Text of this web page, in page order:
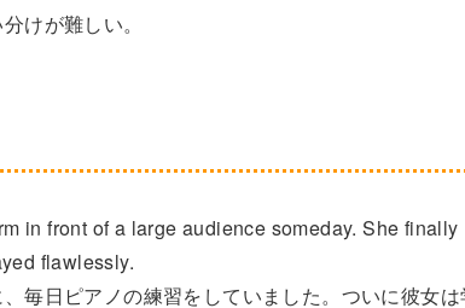
けが難しい。
in front of a large audience someday. She finally
flawlessly.
毎日ピアノの練習をしていました。ついに彼女